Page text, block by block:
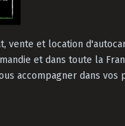
vente et location
et dans toute la
accompagner dans vos